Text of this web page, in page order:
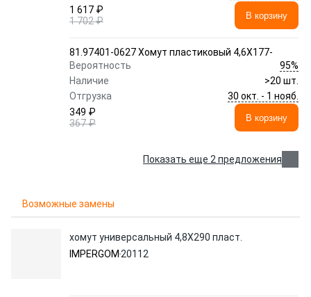
1 617 ₽
1 702 ₽
В корзину
81.97401-0627 Хомут пластиковый 4,6X177-
Вероятность
95%
Наличие
>20 шт.
Отгрузка
30 окт. - 1 нояб.
349 ₽
367 ₽
В корзину
Показать еще 2 предложения
Возможные замены
хомут универсальный 4,8X290 пласт.
IMPERGOM 20112